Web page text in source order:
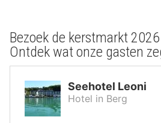
Bezoek de kerstmarkt
Ontdek wat onze gasten
Seehotel Leoni
Hotel in Berg